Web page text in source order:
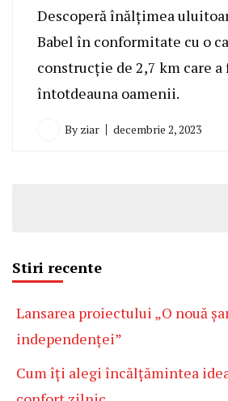
Descoperă înălțimea
Babel în conformitate cu o
construcție de 2,7 km care a
întotdeauna oamenii.
By ziar decembrie 2, 2023
Stiri recente
Lansarea proiectului „O nouă
independenței”
Cum îți alegi încălțămintea